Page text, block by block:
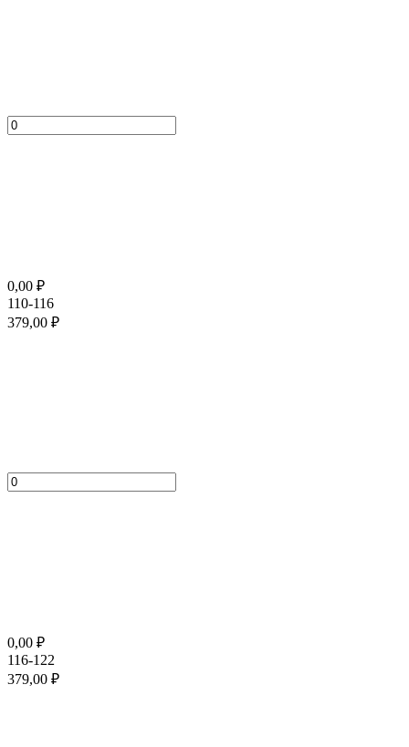
0,00 ₽
110-116
379,00 ₽
0,00 ₽
116-122
379,00 ₽